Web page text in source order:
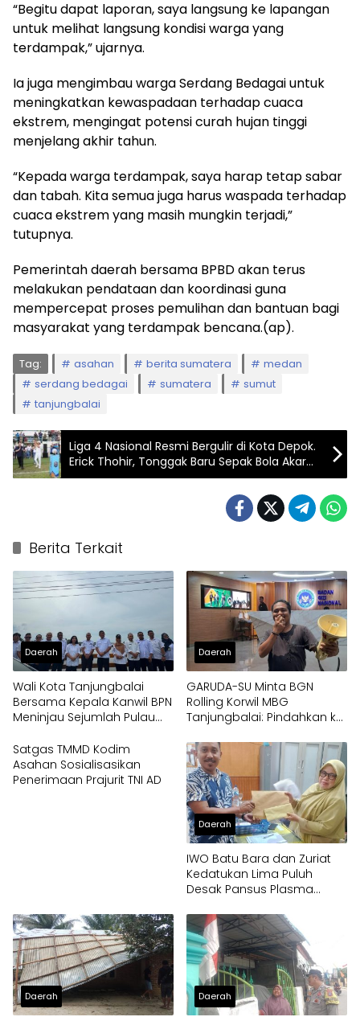
“Begitu dapat laporan, saya langsung ke lapangan
untuk melihat langsung kondisi warga yang
terdampak,” ujarnya.
Ia juga mengimbau warga Serdang Bedagai untuk
meningkatkan kewaspadaan terhadap cuaca
ekstrem, mengingat potensi curah hujan tinggi
menjelang akhir tahun.
“Kepada warga terdampak, saya harap tetap sabar
dan tabah. Kita semua juga harus waspada terhadap
cuaca ekstrem yang masih mungkin terjadi,”
tutupnya.
Pemerintah daerah bersama BPBD akan terus
melakukan pendataan dan koordinasi guna
mempercepat proses pemulihan dan bantuan bagi
masyarakat yang terdampak bencana.(ap).
Tag: asahan berita sumatera
medan
serdang bedagai
sumatera
sumut
tanjungbalai
Liga 4 Nasional Resmi Bergulir di Kota Depok.
Erick Thohir, Tonggak Baru Sepak Bola Akar
Rumput Indonesia
Berita Terkait
Daerah
Wali Kota Tanjungbalai
Bersama Kepala Kanwil BPN
Meninjau Sejumlah Pulau
Daerah
GARUDA-SU Minta BGN
Rolling Korwil MBG
Tanjungbalai: Pindahkan ke
Satgas TMMD Kodim
Asahan Sosialisasikan
Penerimaan Prajurit TNI AD
Daerah
IWO Batu Bara dan Zuriat
Kedatukan Lima Puluh
Desak Pansus Plasma
Dugaan Penyimpangan
Penerima CPCL
Daerah Daerah